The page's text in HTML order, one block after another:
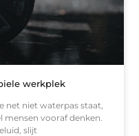
werkplek
net niet waterpas staat,
vooraf denken.
slijt